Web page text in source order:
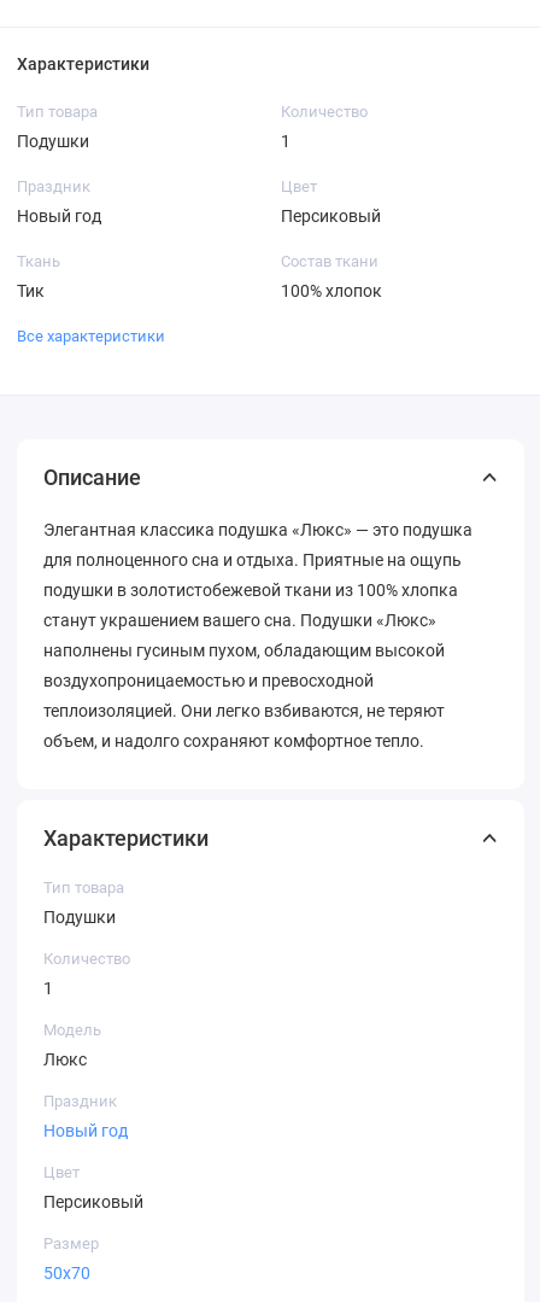
Характеристики
Тип товара
Подушки
Количество
1
Праздник
Новый год
Цвет
Персиковый
Ткань
Тик
Состав ткани
100% хлопок
Все характеристики
Описание
Элегантная классика подушка «Люкс» — это подушка
для полноценного сна и отдыха. Приятные на ощупь
подушки в золотистобежевой ткани из 100% хлопка
станут украшением вашего сна. Подушки «Люкс»
наполнены гусиным пухом, обладающим высокой
воздухопроницаемостью и превосходной
теплоизоляцией. Они легко взбиваются, не теряют
объем, и надолго сохраняют комфортное тепло.
Характеристики
Тип товара
Подушки
Количество
1
Модель
Люкс
Праздник
Новый год
Цвет
Персиковый
Размер
50х70